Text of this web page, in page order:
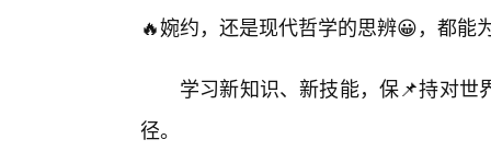
🔥婉约，还是现代哲学的思辨😀，都能
学习新知识、新技能，保📌持对
径。